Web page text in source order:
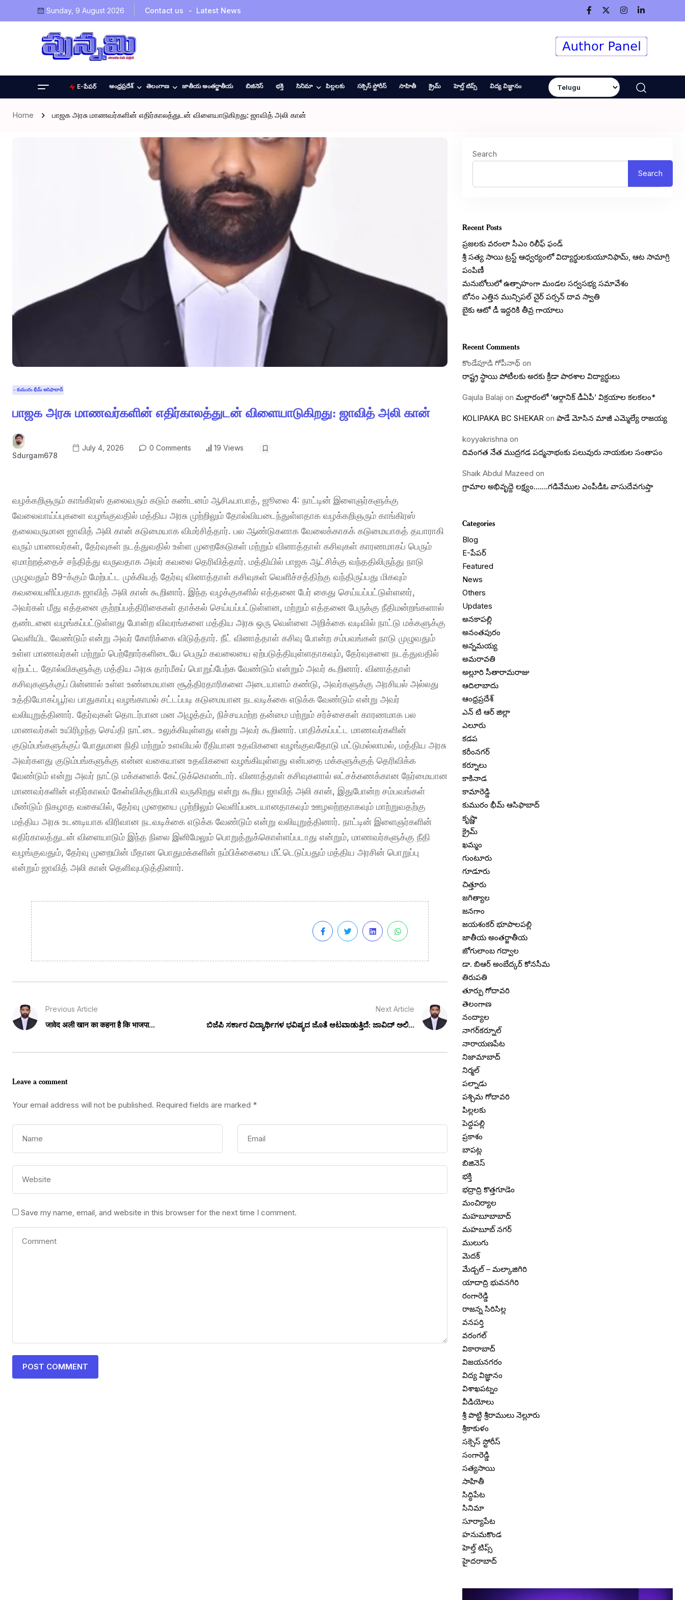
Sunday, 9 August 2026 Contact us Latest News
E-పేపర్ ఆంధ్రప్రదేశ్ తెలంగాణ జాతీయ అంతర్జాతీయ బిజినెస్ భక్తి సినిమా పిల్లలకు సక్సెస్ స్టోరీస్ సాహితీ క్రైమ్ హెల్త్ టిప్స్ విద్య విజ్ఞానం
Home பாஜக அரசு மாணவர்களின் எதிர்காலத்துடன் விளையாடுகிறது: ஜாவித் அலி கான்
- కుమురం భీమ్ ఆసిఫాబాద్
பாஜக அரசு மாணவர்களின் எதிர்காலத்துடன் விளையாடுகிறது: ஜாவித் அலி கான்
Sdurgam678
July 4, 2026 0 Comments 19 Views
வழக்கறிஞரும் காங்கிரஸ் தலைவரும் கடும் கண்டனம் ஆசிஃபாபாத், ஜூலை 4: நாட்டின் இளைஞர்களுக்கு
வேலைவாய்ப்புகளை வழங்குவதில் மத்திய அரசு முற்றிலும் தோல்வியடைந்துள்ளதாக வழக்கறிஞரும் காங்கிரஸ்
தலைவருமான ஜாவித் அலி கான் கடுமையாக விமர்சித்தார். பல ஆண்டுகளாக வேலைக்காகக் கடுமையாகத் தயாராகி
வரும் மாணவர்கள், தேர்வுகள் நடத்துவதில் உள்ள முறைகேடுகள் மற்றும் வினாத்தாள் கசிவுகள் காரணமாகப் பெரும்
ஏமாற்றத்தைச் சந்தித்து வருவதாக அவர் கவலை தெரிவித்தார். மத்தியில் பாஜக ஆட்சிக்கு வந்ததிலிருந்து நாடு
முழுவதும் 89-க்கும் மேற்பட்ட முக்கியத் தேர்வு வினாத்தாள் கசிவுகள் வெளிச்சத்திற்கு வந்திருப்பது மிகவும்
கவலையளிப்பதாக ஜாவித் அலி கான் கூறினார். இந்த வழக்குகளில் எத்தனை பேர் கைது செய்யப்பட்டுள்ளனர்,
அவர்கள் மீது எத்தனை குற்றப்பத்திரிகைகள் தாக்கல் செய்யப்பட்டுள்ளன, மற்றும் எத்தனை பேருக்கு நீதிமன்றங்களால்
தண்டனை வழங்கப்பட்டுள்ளது போன்ற விவரங்களை மத்திய அரசு ஒரு வெள்ளை அறிக்கை வடிவில் நாட்டு மக்களுக்கு
வெளியிட வேண்டும் என்று அவர் கோரிக்கை விடுத்தார். நீட் வினாத்தாள் கசிவு போன்ற சம்பவங்கள் நாடு முழுவதும்
உள்ள மாணவர்கள் மற்றும் பெற்றோர்களிடையே பெரும் கவலையை ஏற்படுத்தியுள்ளதாகவும், தேர்வுகளை நடத்துவதில்
ஏற்பட்ட தோல்விகளுக்கு மத்திய அரசு தார்மீகப் பொறுப்பேற்க வேண்டும் என்றும் அவர் கூறினார். வினாத்தாள்
கசிவுகளுக்குப் பின்னால் உள்ள உண்மையான சூத்திரதாரிகளை அடையாளம் கண்டு, அவர்களுக்கு அரசியல் அல்லது
உத்தியோகப்பூர்வ பாதுகாப்பு வழங்காமல் சட்டப்படி கடுமையான நடவடிக்கை எடுக்க வேண்டும் என்று அவர்
வலியுறுத்தினார். தேர்வுகள் தொடர்பான மன அழுத்தம், நிச்சயமற்ற தன்மை மற்றும் சர்ச்சைகள் காரணமாக பல
மாணவர்கள் உயிரிழந்த செய்தி நாட்டை உலுக்கியுள்ளது என்று அவர் கூறினார். பாதிக்கப்பட்ட மாணவர்களின்
குடும்பங்களுக்குப் போதுமான நிதி மற்றும் உளவியல் ரீதியான உதவிகளை வழங்குவதோடு மட்டுமல்லாமல், மத்திய அரசு
அவர்களது குடும்பங்களுக்கு என்ன வகையான உதவிகளை வழங்கியுள்ளது என்பதை மக்களுக்குத் தெரிவிக்க
வேண்டும் என்று அவர் நாட்டு மக்களைக் கேட்டுக்கொண்டார். வினாத்தாள் கசிவுகளால் லட்சக்கணக்கான நேர்மையான
மாணவர்களின் எதிர்காலம் கேள்விக்குறியாகி வருகிறது என்று கூறிய ஜாவித் அலி கான், இதுபோன்ற சம்பவங்கள்
மீண்டும் நிகழாத வகையில், தேர்வு முறையை முற்றிலும் வெளிப்படையானதாகவும் ஊழலற்றதாகவும் மாற்றுவதற்கு
மத்திய அரசு உடனடியாக விரிவான நடவடிக்கை எடுக்க வேண்டும் என்று வலியுறுத்தினார். நாட்டின் இளைஞர்களின்
எதிர்காலத்துடன் விளையாடும் இந்த நிலை இனிமேலும் பொறுத்துக்கொள்ளப்படாது என்றும், மாணவர்களுக்கு நீதி
வழங்குவதும், தேர்வு முறையின் மீதான பொதுமக்களின் நம்பிக்கையை மீட்டெடுப்பதும் மத்திய அரசின் பொறுப்பு
என்றும் ஜாவித் அலி கான் தெளிவுபடுத்தினார்.
Previous Article
जावेद अली खान का कहना है कि भाजपा...
Next Article
ಬಿಜೆಪಿ ಸರ್ಕಾರ ವಿದ್ಯಾರ್ಥಿಗಳ ಭವಿಷ್ಯದ ಜೊತೆ ಆಟವಾಡುತ್ತಿದೆ: ಜಾವಿದ್ ಅಲಿ...
Leave a comment
Your email address will not be published. Required fields are marked *
Save my name, email, and website in this browser for the next time I comment.
Search
Search
Recent Posts
ప్రజలకు వరంలా సీఎం రిలీఫ్ ఫండ్
శ్రీ సత్య సాయి ట్రస్ట్ ఆధ్వర్యంలో విద్యార్థులకుయూనిఫామ్, ఆట సామాగ్రి
పంపిణీ
మనుబోలులో ఉత్సాహంగా మండల సర్వసభ్య సమావేశం
బోనం ఎత్తిన మున్సిపల్ చైర్ పర్సన్ దావ స్వాతి
బైకు ఆటో డీ ఇద్దరికి తీవ్ర గాయాలు
Recent Comments
కొండేపూడి గోపీనాథ్ on
రాష్ట్ర స్ధాయి పోటీలకు అరకు క్రీడా పాఠశాల విద్యార్ధులు
Gajula Balaji onమల్లారంలో ‘ఆర్గానిక్ డీఏపీ’ విక్రయాల కలకలం*
KOLIPAKA BC SHEKAR onపాడే మోసిన మాజీ ఎమ్మెల్యే రాజయ్య
koyyakrishna on
దివంగత నేత ముద్రగడ పద్మనాభంకు పలువురు నాయకుల సంతాపం
Shaik Abdul Mazeed on
గ్రామాల అభివృద్దె లక్ష్యం…….గడివేముల ఎంపీడీఓ వాసుదేవగుప్తా
Categories
Blog
E-పేపర్
Featured
News
Others
Updates
అనకాపల్లి
అనంతపురం
అన్నమయ్య
అమరావతి
అల్లూరి సీతారామరాజు
ఆదిలాబాదు
ఆంధ్రప్రదేశ్
ఎన్ టి ఆర్ జిల్లా
ఎలూరు
కడప
కరీంనగర్
కర్నూలు
కాకినాడ
కామారెడ్డి
కుమురం భీమ్ ఆసిఫాబాద్
కృష్ణా
క్రైమ్
ఖమ్మం
గుంటూరు
గూడూరు
చిత్తూరు
జగిత్యాల
జనగాం
జయశంకర్ భూపాలపల్లి
జాతీయ అంతర్జాతీయ
జోగులాంబ గద్వాల
డా. బిఆర్ అంబేద్కర్ కోనసీమ
తిరుపతి
తూర్పు గోదావరి
తెలంగాణ
నంద్యాల
నాగర్‌కర్నూల్
నారాయణపేట
నిజామాబాద్
నిర్మల్
పల్నాడు
పశ్చిమ గోదావరి
పిల్లలకు
పెద్దపల్లి
ప్రకాశం
బాపట్ల
బిజినెస్
భక్తి
భద్రాద్రి కొత్తగూడెం
మంచిర్యాల
మహబూబాబాద్
మహబూబ్ నగర్
ములుగు
మెదక్
మేడ్చల్ – మల్కాజిగిరి
యాదాద్రి భువనగిరి
రంగారెడ్డి
రాజన్న సిరిసిల్ల
వనపర్తి
వరంగల్
వికారాబాద్
విజయనగరం
విద్య విజ్ఞానం
విశాఖపట్నం
వీడియోలు
శ్రీ పొట్టి శ్రీరాములు నెల్లూరు
శ్రీకాకుళం
సక్సెస్ స్టోరీస్
సంగారెడ్డి
సత్యసాయి
సాహితీ
సిద్ధిపేట
సినిమా
సూర్యాపేట
హనుమకొండ
హెల్త్ టిప్స్
హైదరాబాద్